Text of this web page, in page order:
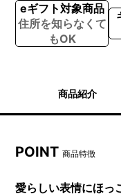
eギフト対象商品
住所を知らなくて
もOK
商品紹介
POINT商品特徴
愛らしい表情にほっ